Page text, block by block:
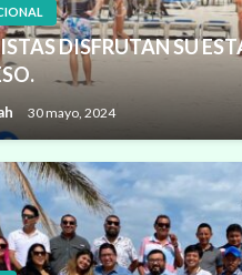
DISFRUTAN SU
30 mayo, 2024